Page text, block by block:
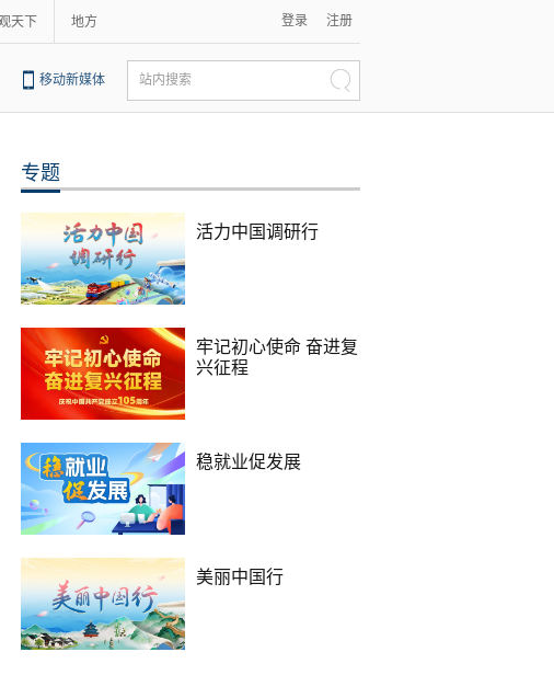
天下 地方 登录 注册
移动新媒体 站内搜索
专题
活力中国调研行
牢记初心使命 奋进复
兴征程
稳就业促发展
美丽中国行